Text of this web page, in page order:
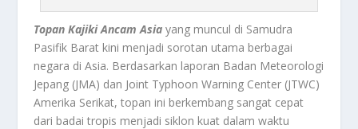
Topan Kajiki Ancam Asia yang muncul di Samudra
Pasifik Barat kini menjadi sorotan utama berbagai
negara di Asia. Berdasarkan laporan Badan Meteorologi
Jepang (JMA) dan Joint Typhoon Warning Center (JTWC)
Amerika Serikat, topan ini berkembang sangat cepat
dari badai tropis menjadi siklon kuat dalam waktu